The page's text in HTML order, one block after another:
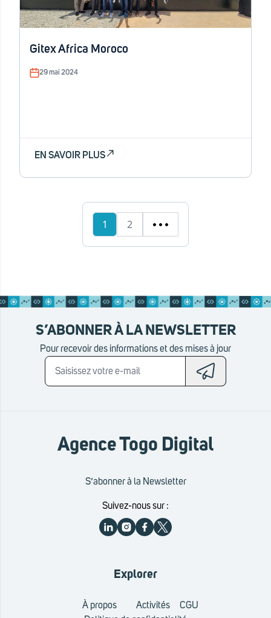
Gitex Africa Moroco
29 mai 2024
EN SAVOIR PLUS
1 2
S’ABONNER À LA NEWSLETTER
Pour recevoir des informations et des mises à jour
Agence Togo Digital
S’abonner à la Newsletter
Suivez-nous sur :
Explorer
À propos Activités
CGU